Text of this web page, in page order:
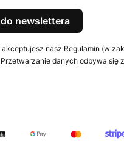
do newslettera
akceptujesz nasz Regulamin (w
danych odbywa się